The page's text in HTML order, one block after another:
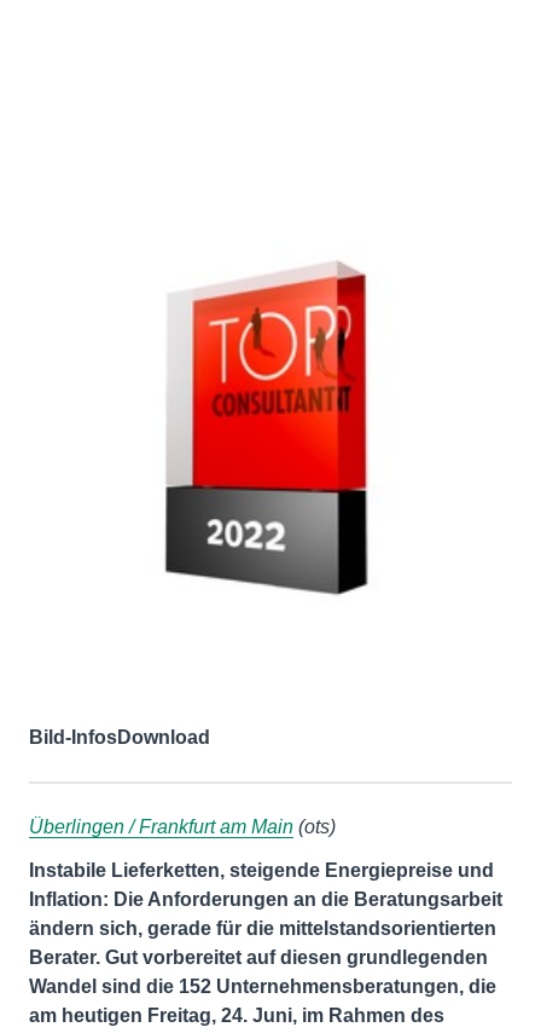
Bild-InfosDownload
Überlingen / Frankfurt am Main (ots)
Instabile Lieferketten, steigende Energiepreise und
Inflation: Die Anforderungen an die Beratungsarbeit
ändern sich, gerade für die mittelstandsorientierten
Berater. Gut vorbereitet auf diesen grundlegenden
Wandel sind die 152 Unternehmensberatungen, die
am heutigen Freitag, 24. Juni, im Rahmen des